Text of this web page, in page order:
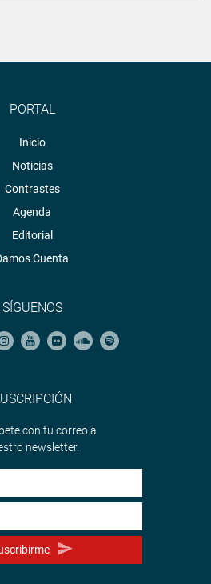
PORTAL
Inicio
Noticias
Contrastes
Agenda
Editorial
Cuenta
SÍGUENOS
con tu correo a
newsletter.